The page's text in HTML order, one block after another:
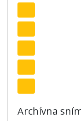
Archívna